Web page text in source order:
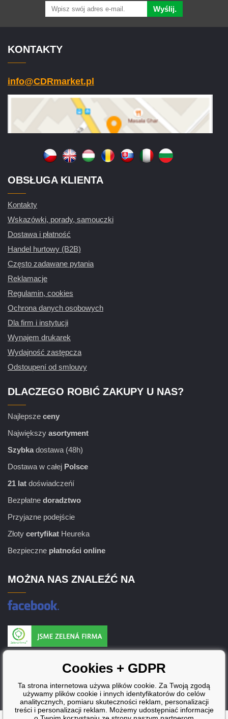
Wyślij.
KONTAKTY
info@CDRmarket.pl
OBSŁUGA KLIENTA
Kontakty
Wskazówki, porady, samouczki
Dostawa i płatność
Handel hurtowy (B2B)
Często zadawane pytania
Reklamacje
Regulamin, cookies
Ochrona danych osobowych
Dla firm i instytucji
Wynajem drukarek
Wydajność zastępcza
Odstoupení od smlouvy
DLACZEGO ROBIĆ ZAKUPY U NAS?
Najlepsze ceny
Największy asortyment
Szybkadostawa (48h)
Dostawa w całej Polsce
21 lat doświadczeńí
Bezpłatne doradztwo
Przyjazne podejście
Złoty certyfikat Heureka
Bezpieczne płatności online
MOŻNA NAS ZNALEŹĆ NA
Producent wkładów posiada certyfikat
ISO 9001, ISO 14001 i STMC.Cookies + GDPR
Ta strona internetowa używa plików cookie. Za Twoją zgodą
używamy plików cookie i innych identyfikatorów do celów
analitycznych, pomiaru skuteczności reklam, personalizacji
treści i personalizacji reklam. Możemy udostępniać informacje